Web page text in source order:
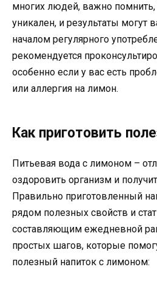
многих людей, важно
уникален, и результаты могут
началом регулярного
рекомендуется
особенно если у вас есть
или аллергия на лимон.
Как приготовить
Питьевая вода с лимоном –
оздоровить организм и
Правильно приготовленный
рядом полезных свойств и
составляющим ежедневной
простых шагов, которые
полезный напиток с лимоном: